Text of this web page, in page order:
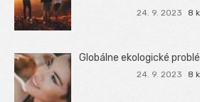
24. 9. 2023 8
Globálne ekologické
24. 9. 2023 8